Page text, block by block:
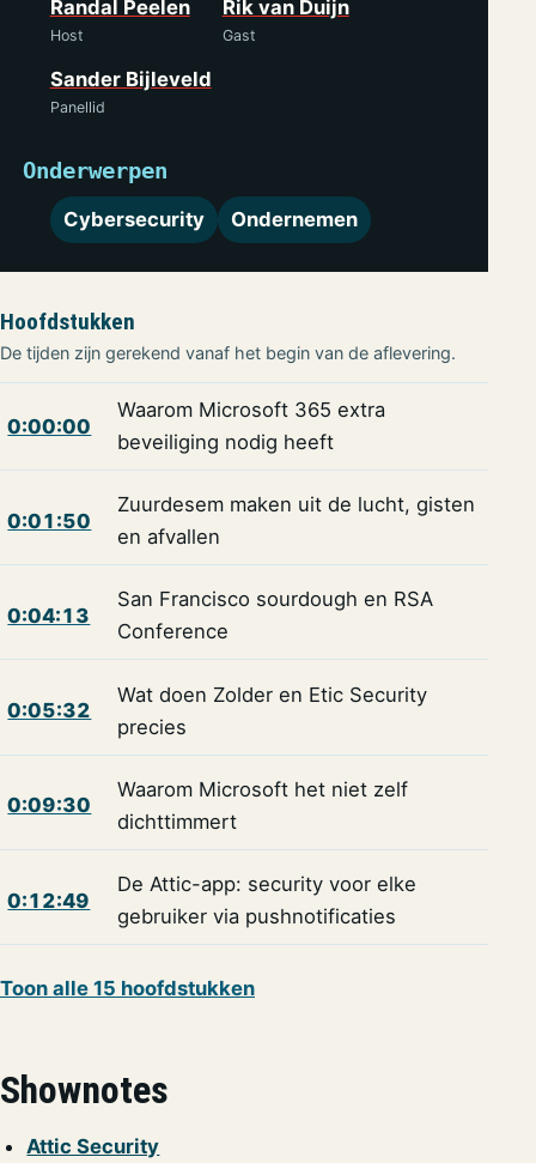
Randal Peelen
Host
Rik van Duijn
Gast
Sander Bijleveld
Panellid
Onderwerpen
Cybersecurity Ondernemen
Hoofdstukken
De tijden zijn gerekend vanaf het begin van de aflevering.
0:00:00
Waarom Microsoft 365 extra
beveiliging nodig heeft
0:01:50
Zuurdesem maken uit de lucht, gisten
en afvallen
0:04:13
San Francisco sourdough en RSA
Conference
0:05:32
Wat doen Zolder en Etic Security
precies
0:09:30
Waarom Microsoft het niet zelf
dichttimmert
0:12:49
De Attic-app: security voor elke
gebruiker via pushnotificaties
Toon alle 15 hoofdstukken
Shownotes
Attic Security